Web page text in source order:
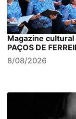
Magazine cultural
PAÇOS DE
8/08/2026